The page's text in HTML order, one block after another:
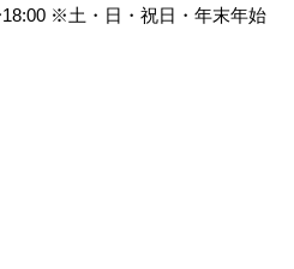
※土・日・祝日・年末年始